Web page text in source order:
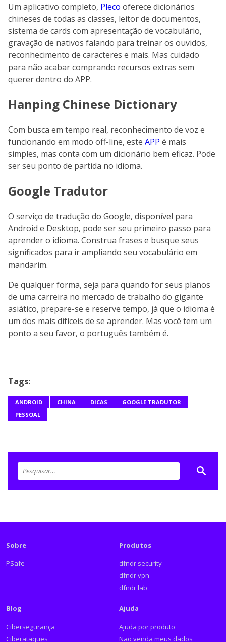
Um aplicativo completo, Pleco oferece dicionários
chineses de todas as classes, leitor de documentos,
sistema de cards com apresentação de vocabulário,
gravação de nativos falando para treinar os ouvidos,
reconhecimento de caracteres e mais. Mas cuidado
para não acabar comprando recursos extras sem
querer dentro do APP.
Hanping Chinese Dictionary
Com busca em tempo real, reconhecimento de voz e
funcionando em modo off-line, este APP é mais
simples, mas conta com um dicionário bem eficaz. Pode
ser seu ponto de partida no idioma.
Google Tradutor
O serviço de tradução do Google, disponível para
Android e Desktop, pode ser seu primeiro passo para
aprender o idioma. Construa frases e busque seus
significados para ir ampliando seu vocabulário em
mandarim.
De qualquer forma, seja para quando for seus planos
de uma carreira no mercado de trabalho do gigante
asiático, prepare-se e reserve tempo, já que o idioma é
um dos mais difíceis de se aprender. Mas você tem um
ponto a seu favor, o português também é.
Tags:
ANDROID CHINA DICAS
GOOGLE TRADUTOR
PESSOAL
Sobre
PSafe
Produtos
dfndr security
dfndr vpn
dfndr lab
Blog
Cibersegurança
Ciberataques
Ajuda
Ajuda por produto
Nao venda meus dados